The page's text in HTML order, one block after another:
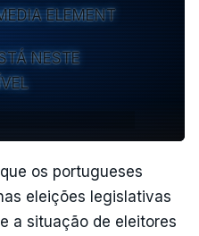
ELEMENT
NESTE
os portugueses
eleições legislativas
a situação de eleitores